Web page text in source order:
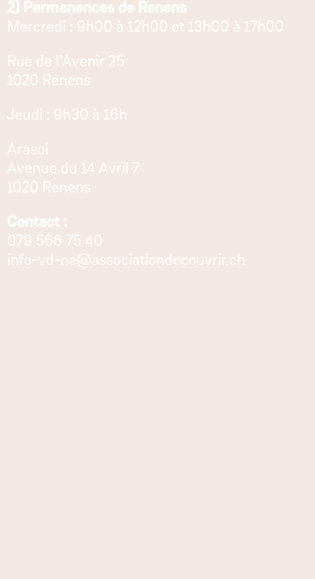
2) Permanences de Renens
Mercredi : 9h00 à 12h00 et 13h00 à 17h00
Rue de l’Avenir 25
1020 Renens
Jeudi : 9h30 à 16h
Arasol
Avenue du 14 Avril 7
1020 Renens
Contact :
079 566 75 40
info-vd-ne@associationdecouvrir.ch